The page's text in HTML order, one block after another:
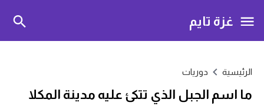
غزة تايم
الرئيسية دوريات
ما اسم الجبل الذي تتكئ عليه مدينة المكلا